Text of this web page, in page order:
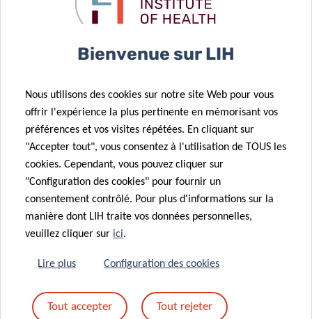
fruits de notre travail avec une séance de cueillette de
Par ailleurs, nous avons commencé l’entraînement pour le
septembre, où notre équipe participera à la course de
groupe de 5 km. Nous espérons vous y voir nombreux !
Bienvenue sur LIH
Nous utilisons des cookies sur notre site Web pour vous
offrir l'expérience la plus pertinente en mémorisant vos
préférences et vos visites répétées. En cliquant sur
"Accepter tout", vous consentez à l'utilisation de TOUS les
cookies. Cependant, vous pouvez cliquer sur
"Configuration des cookies" pour fournir un
consentement contrôlé. Pour plus d'informations sur la
manière dont LIH traite vos données personnelles,
veuillez cliquer sur ici.
Lire plus Configuration des cookies
Tout accepter Tout rejeter